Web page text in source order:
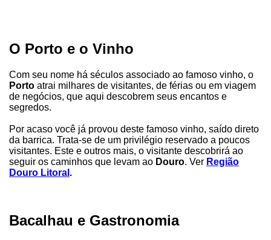
O Porto e o Vinho
Com seu nome há séculos associado ao famoso vinho, o
Porto atrai milhares de visitantes, de férias ou em viagem
de negócios, que aqui descobrem seus encantos e
segredos.
Por acaso você já provou deste famoso vinho, saído direto
da barrica. Trata-se de um privilégio reservado a poucos
visitantes. Este e outros mais, o visitante descobrirá ao
seguir os caminhos que levam ao Douro. Ver Região
Douro Litoral .
Bacalhau e Gastronomia